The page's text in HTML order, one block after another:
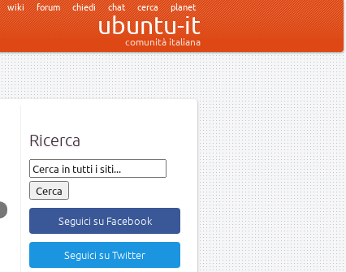
wiki forum chiedi chat cerca planet
ubuntu-it
comunità italiana
Ricerca
Seguici su Facebook
Seguici su Twitter